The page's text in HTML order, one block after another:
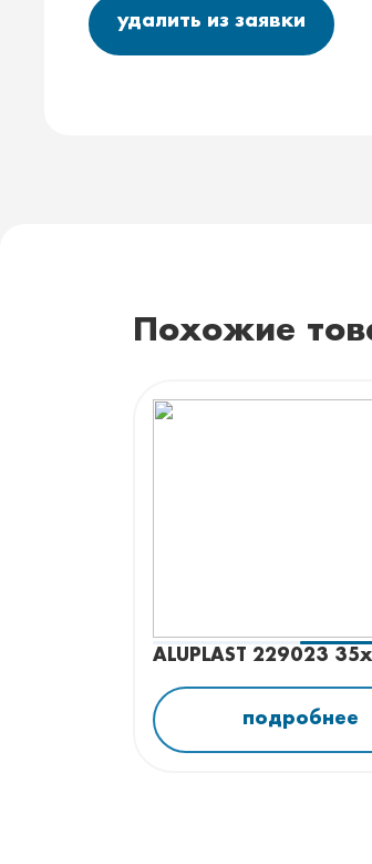
удалить из заявки
Похожие
ALUPLAST 229023
подробнее